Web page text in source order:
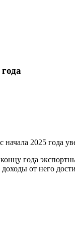
2025 года
года
от него